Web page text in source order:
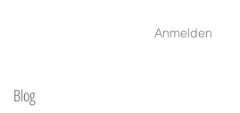
Anmelden
Blog